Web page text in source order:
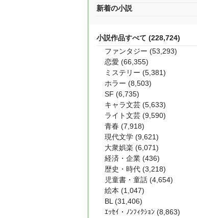
新着の小説
小説作品すべて (228,724)
ファンタジー (53,293)
恋愛 (66,355)
ミステリー (5,381)
ホラー (8,503)
SF (6,735)
キャラ文芸 (5,633)
ライト文芸 (9,590)
青春 (7,918)
現代文学 (9,621)
大衆娯楽 (6,071)
経済・企業 (436)
歴史・時代 (3,218)
児童書・童話 (4,654)
絵本 (1,047)
BL (31,406)
ｴｯｾｲ・ﾉﾝﾌｨｸｼｮﾝ (8,863)